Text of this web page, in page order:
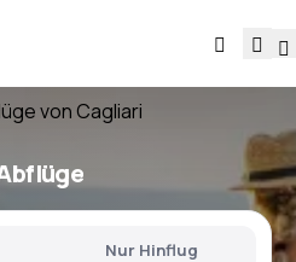
von Cagliari
Nur Hinflug